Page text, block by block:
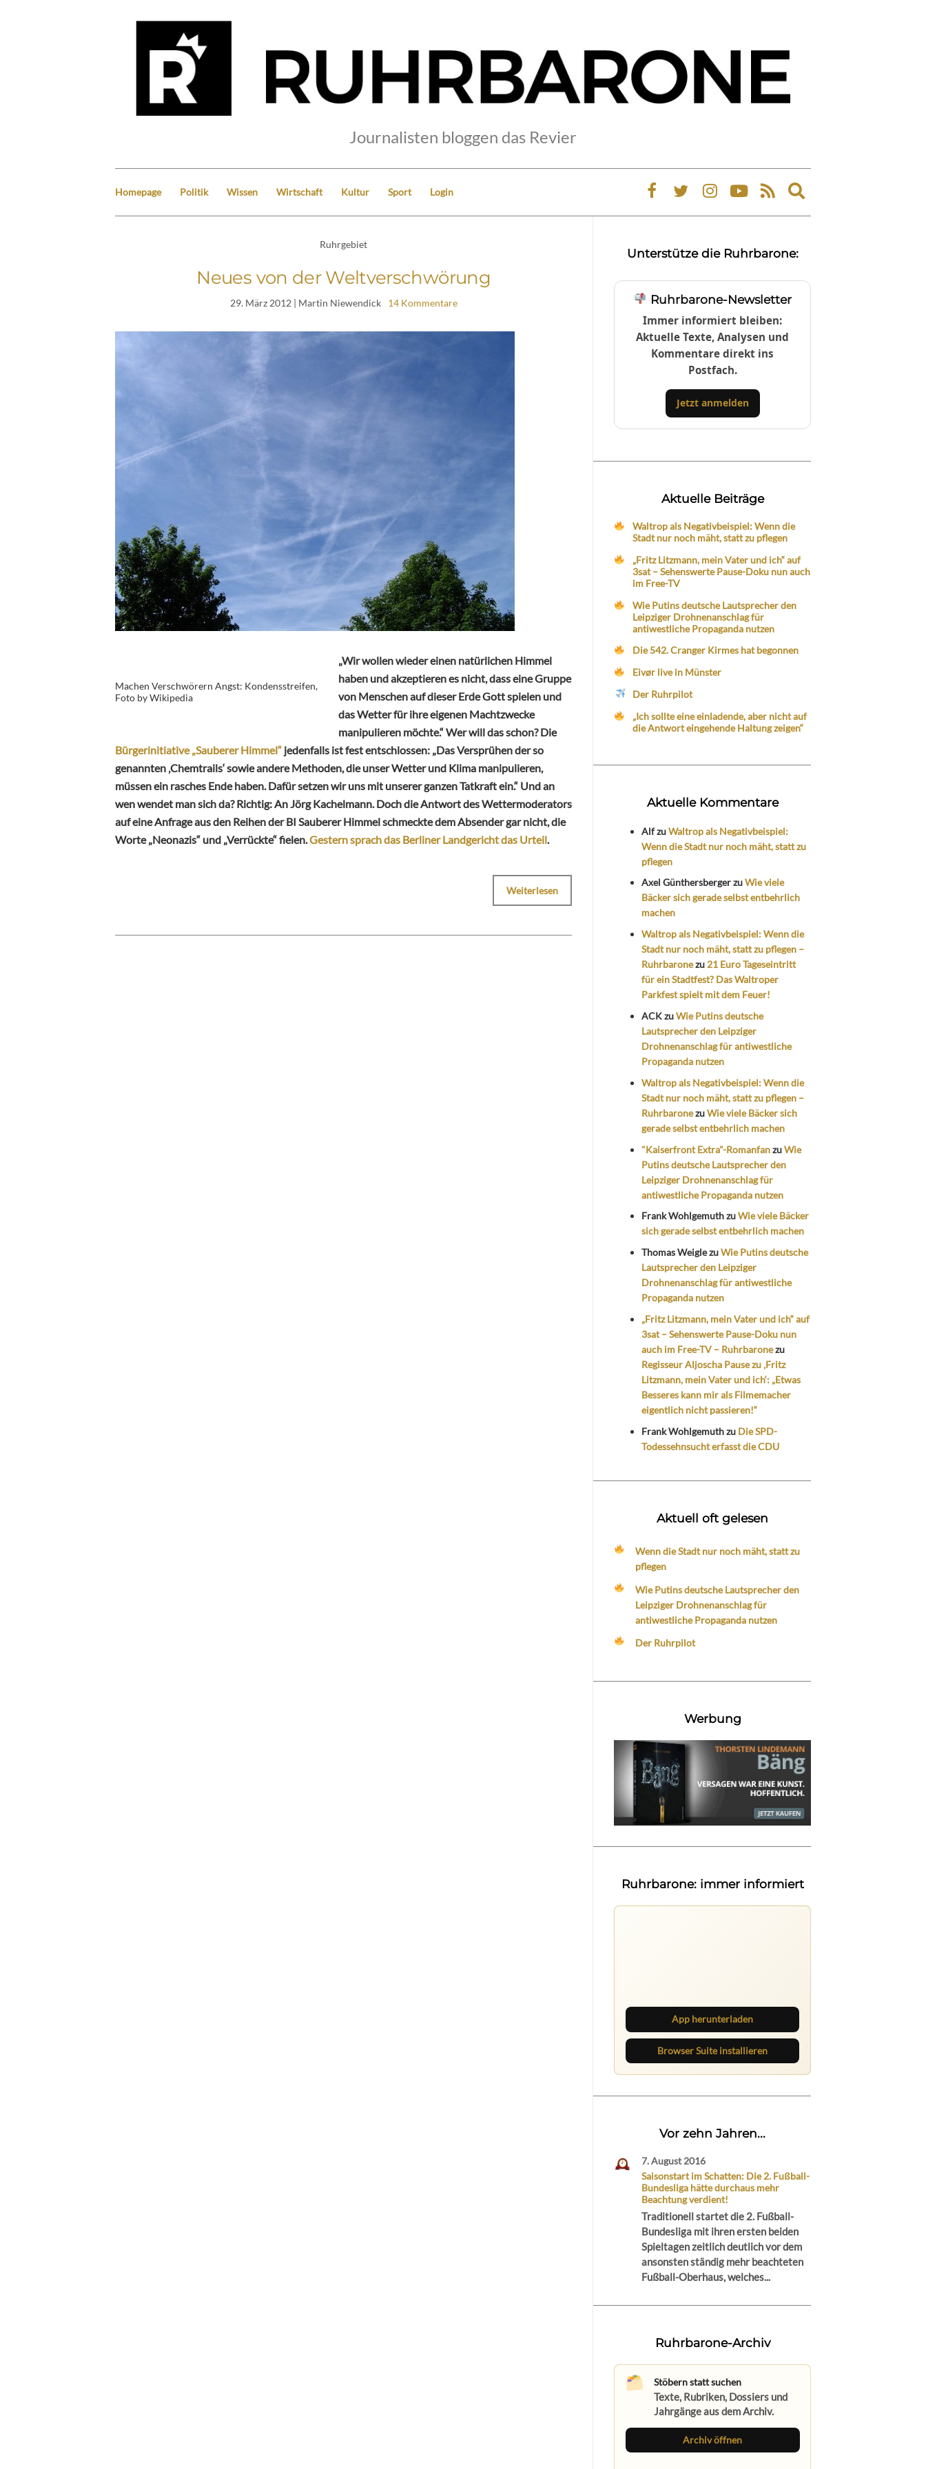
Journalisten bloggen das Revier
Homepage Politik Wissen Wirtschaft Kultur Sport Login
Expand
search
Ruhrgebiet
Neues von der Weltverschwörung
29. März 2012| Martin Niewendick 14 Kommentare
Machen Verschwörern Angst: Kondensstreifen,
Foto by Wikipedia
„Wir wollen wieder einen natürlichen Himmel
haben und akzeptieren es nicht, dass eine Gruppe
von Menschen auf dieser Erde Gott spielen und
das Wetter für ihre eigenen Machtzwecke
manipulieren möchte.“ Wer will das schon? Die
Bürgerinitiative „Sauberer Himmel“ jedenfalls ist fest entschlossen: „Das Versprühen der so
genannten ‚Chemtrails‘ sowie andere Methoden, die unser Wetter und Klima manipulieren,
müssen ein rasches Ende haben. Dafür setzen wir uns mit unserer ganzen Tatkraft ein.“ Und an
wen wendet man sich da? Richtig: An Jörg Kachelmann. Doch die Antwort des Wettermoderators
auf eine Anfrage aus den Reihen der BI Sauberer Himmel schmeckte dem Absender gar nicht, die
Worte „Neonazis“ und „Verrückte“ fielen.Gestern sprach das Berliner Landgericht das Urteil.
Weiterlesen
Unterstütze die Ruhrbarone:
Ruhrbarone-Newsletter
Immer informiert bleiben:
Aktuelle Texte, Analysen und
Kommentare direkt ins
Postfach.
Jetzt anmelden
Aktuelle Beiträge
Waltrop als Negativbeispiel: Wenn die
Stadt nur noch mäht, statt zu pflegen
„Fritz Litzmann, mein Vater und ich“ auf
3sat – Sehenswerte Pause-Doku nun auch
im Free-TV
Wie Putins deutsche Lautsprecher den
Leipziger Drohnenanschlag für
antiwestliche Propaganda nutzen
Die 542. Cranger Kirmes hat begonnen
Eivør live in Münster
Der Ruhrpilot
„Ich sollte eine einladende, aber nicht auf
die Antwort eingehende Haltung zeigen“
Aktuelle Kommentare
AlfzuWaltrop als Negativbeispiel:
Wenn die Stadt nur noch mäht, statt zu
pflegen
Axel GünthersbergerzuWie viele
Bäcker sich gerade selbst entbehrlich
machen
Waltrop als Negativbeispiel: Wenn die
Stadt nur noch mäht, statt zu pflegen –
Ruhrbaronezu 21 Euro Tageseintritt
für ein Stadtfest? Das Waltroper
Parkfest spielt mit dem Feuer!
ACKzuWie Putins deutsche
Lautsprecher den Leipziger
Drohnenanschlag für antiwestliche
Propaganda nutzen
Waltrop als Negativbeispiel: Wenn die
Stadt nur noch mäht, statt zu pflegen –
RuhrbaronezuWie viele Bäcker sich
gerade selbst entbehrlich machen
"Kaiserfront Extra"-RomanfanzuWie
Putins deutsche Lautsprecher den
Leipziger Drohnenanschlag für
antiwestliche Propaganda nutzen
Frank WohlgemuthzuWie viele Bäcker
sich gerade selbst entbehrlich machen
Thomas WeiglezuWie Putins deutsche
Lautsprecher den Leipziger
Drohnenanschlag für antiwestliche
Propaganda nutzen
„Fritz Litzmann, mein Vater und ich“ auf
3sat – Sehenswerte Pause-Doku nun
auch im Free-TV – Ruhrbaronezu
Regisseur Aljoscha Pause zu ‚Fritz
Litzmann, mein Vater und ich‘: „Etwas
Besseres kann mir als Filmemacher
eigentlich nicht passieren!“
Frank Wohlgemuthzu Die SPD-
Todessehnsucht erfasst die CDU
Aktuell oft gelesen
Wenn die Stadt nur noch mäht, statt zu
pflegen
Wie Putins deutsche Lautsprecher den
Leipziger Drohnenanschlag für
antiwestliche Propaganda nutzen
Der Ruhrpilot
Werbung
Ruhrbarone: immer informiert
App herunterladen
Browser Suite installieren
Vor zehn Jahren...
7. August 2016
Saisonstart im Schatten: Die 2. Fußball-
Bundesliga hätte durchaus mehr
Beachtung verdient!
Traditionell startet die 2. Fußball-
Bundesliga mit ihren ersten beiden
Spieltagen zeitlich deutlich vor dem
ansonsten ständig mehr beachteten
Fußball-Oberhaus, welches...
Ruhrbarone-Archiv
Stöbern statt suchen
Texte, Rubriken, Dossiers und
Jahrgänge aus dem Archiv.
Archiv öffnen